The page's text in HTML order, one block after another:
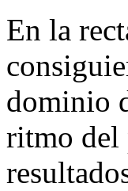
En la
dominio
ritmo del